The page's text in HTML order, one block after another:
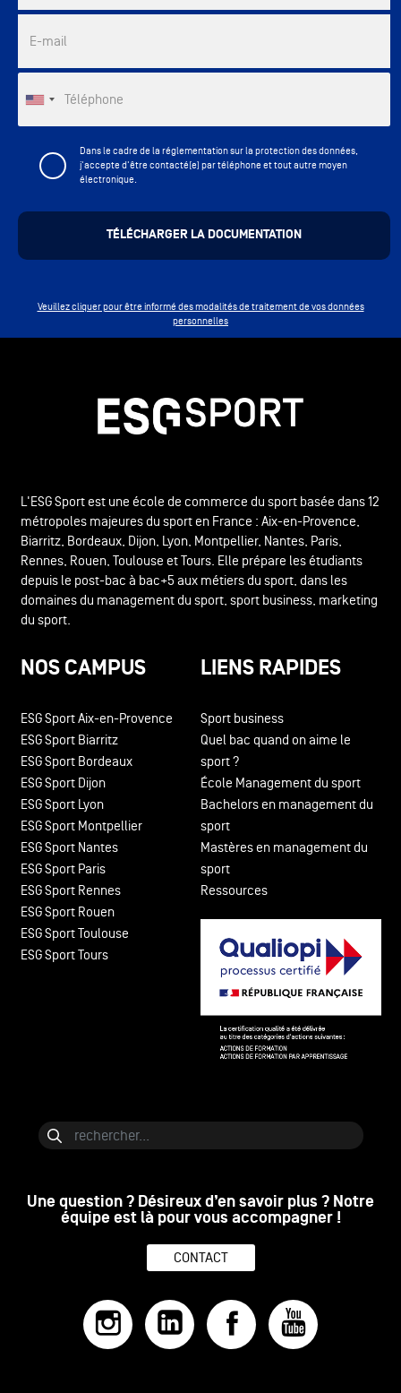
E-mail
Téléphone
Dans le cadre de la réglementation sur la protection des données,
j'accepte d'être contacté(e) par téléphone et tout autre moyen
électronique.
Veuillez cliquer pour être informé des modalités de traitement de vos données
personnelles
L'ESG Sport est une école de commerce du sport basée dans 12
métropoles majeures du sport en France : Aix-en-Provence,
Biarritz, Bordeaux, Dijon, Lyon, Montpellier, Nantes, Paris,
Rennes, Rouen, Toulouse et Tours. Elle prépare les étudiants
depuis le post-bac à bac+5 aux métiers du sport, dans les
domaines du management du sport, sport business, marketing
du sport.
NOS CAMPUS
ESG Sport Aix-en-Provence
ESG Sport Biarritz
ESG Sport Bordeaux
ESG Sport Dijon
ESG Sport Lyon
ESG Sport Montpellier
ESG Sport Nantes
ESG Sport Paris
ESG Sport Rennes
ESG Sport Rouen
ESG Sport Toulouse
ESG Sport Tours
LIENS RAPIDES
Sport business
Quel bac quand on aime le
sport ?
École Management du sport
Bachelors en management du
sport
Mastères en management du
sport
Ressources
Une question ? Désireux d’en savoir plus ? Notre
équipe est là pour vous accompagner !
CONTACT